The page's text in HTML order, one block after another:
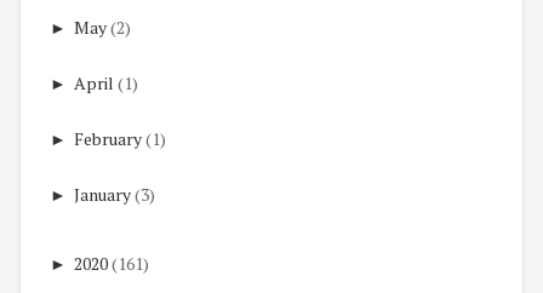
► May(2)
► April (1)
► February(1)
► January(3)
► 2020(161)